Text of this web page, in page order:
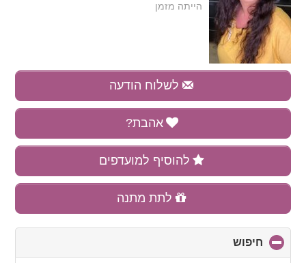
הייתה מזמן
לשלוח הודעה
אהבת?
להוסיף למועדפים
לתת מתנה
חיפוש
to